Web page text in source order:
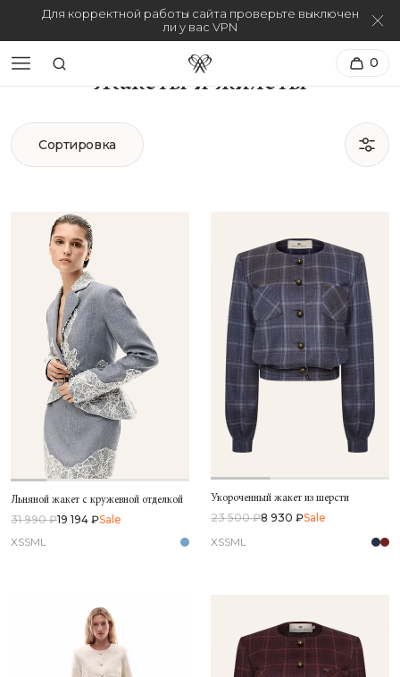
Для корректной работы сайта проверьте выключен
ли у вас VPN
0
Жакеты и жилеты
Сортировка
Льняной жакет с кружевной отделкой
31 990 ₽19 194 ₽Sale
XSSML
Укороченный жакет из шерсти
23 500 ₽8 930 ₽Sale
XSSML